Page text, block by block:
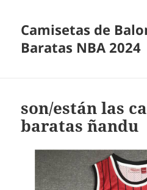
Camisetas de
Baratas NBA 2024
son/están las
baratas ñandu